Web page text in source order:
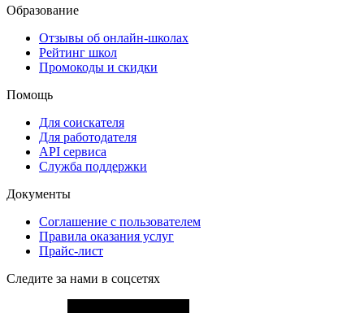
Образование
Отзывы об онлайн-школах
Рейтинг школ
Промокоды и скидки
Помощь
Для соискателя
Для работодателя
API сервиса
Служба поддержки
Документы
Соглашение с пользователем
Правила оказания услуг
Прайс-лист
Следите за нами в соцсетях